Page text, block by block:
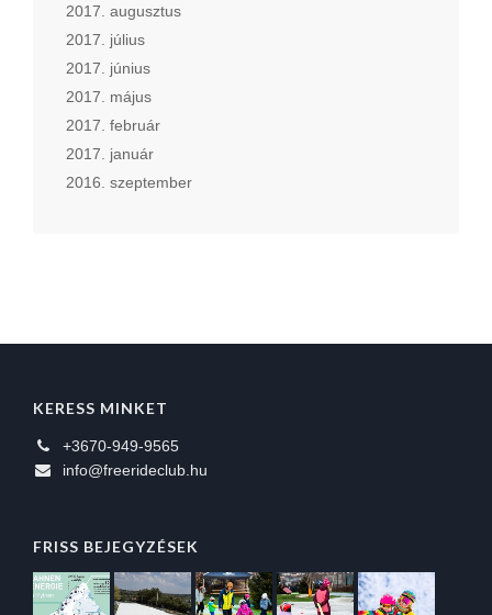
2017. augusztus
2017. július
2017. június
2017. május
2017. február
2017. január
2016. szeptember
KERESS MINKET
+3670-949-9565
info@freerideclub.hu
FRISS BEJEGYZÉSEK